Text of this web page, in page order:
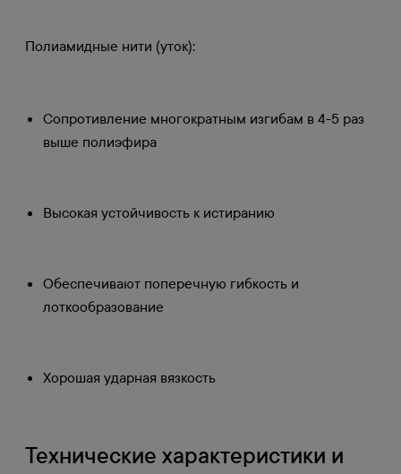
Полиамидные нити (уток):
Сопротивление многократным изгибам в 4-5 раз
выше полиэфира
Высокая устойчивость к истиранию
Обеспечивают поперечную гибкость и
лоткообразование
Хорошая ударная вязкость
Технические характеристики и